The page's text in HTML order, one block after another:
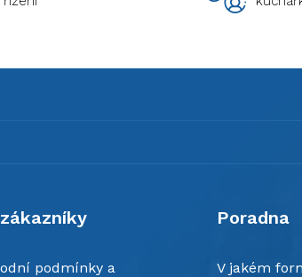
podmínky a
Poradna
V jakém